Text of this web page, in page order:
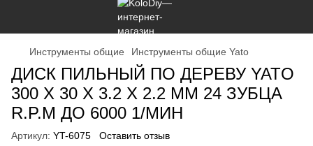
Инструменты общие Инструменты общие Yato
ДИСК ПИЛЬНЫЙ ПО ДЕРЕВУ YATO
300 Х 30 X 3.2 X 2.2 ММ 24 ЗУБЦА
R.P.M ДО 6000 1/МИН
Артикул: YT-6075 Оставить отзыв